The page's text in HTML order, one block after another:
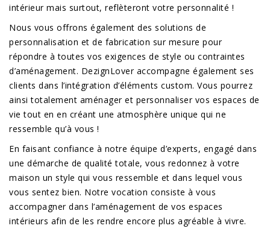
intérieur mais surtout, reflèteront votre personnalité !
Nous vous offrons également des solutions de
personnalisation et de fabrication sur mesure pour
répondre à toutes vos exigences de style ou contraintes
d’aménagement. DezignLover accompagne également ses
clients dans l’intégration d’éléments custom. Vous pourrez
ainsi totalement aménager et personnaliser vos espaces de
vie tout en en créant une atmosphère unique qui ne
ressemble qu’à vous !
En faisant confiance à notre équipe d’experts, engagé dans
une démarche de qualité totale, vous redonnez à votre
maison un style qui vous ressemble et dans lequel vous
vous sentez bien. Notre vocation consiste à vous
accompagner dans l’aménagement de vos espaces
intérieurs afin de les rendre encore plus agréable à vivre.